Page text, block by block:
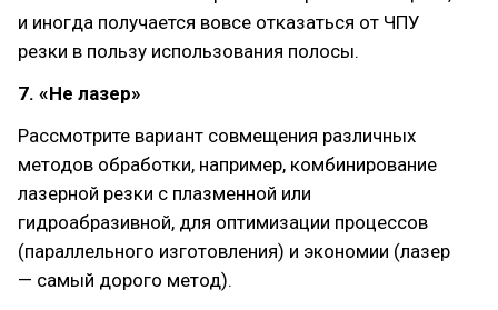
и иногда получается вовсе отказаться от ЧПУ
резки в пользу использования полосы.
7. «Не лазер»
Рассмотрите вариант совмещения различных
методов обработки, например, комбинирование
лазерной резки с плазменной или
гидроабразивной, для оптимизации процессов
(параллельного изготовления) и экономии (лазер
— самый дорого метод).